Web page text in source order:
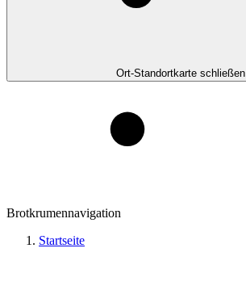
Ort-Standortkarte schließen
Brotkrumennavigation
Startseite